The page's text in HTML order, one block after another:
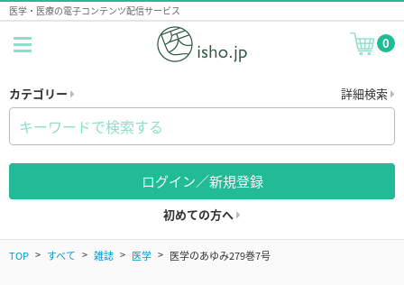
医学・医療の電子コンテンツ配信サービス
0
カテゴリー 詳細検索
ログイン／新規登録
初めての方へ
TOP すべて 雑誌 医学 医学のあゆみ279巻7号